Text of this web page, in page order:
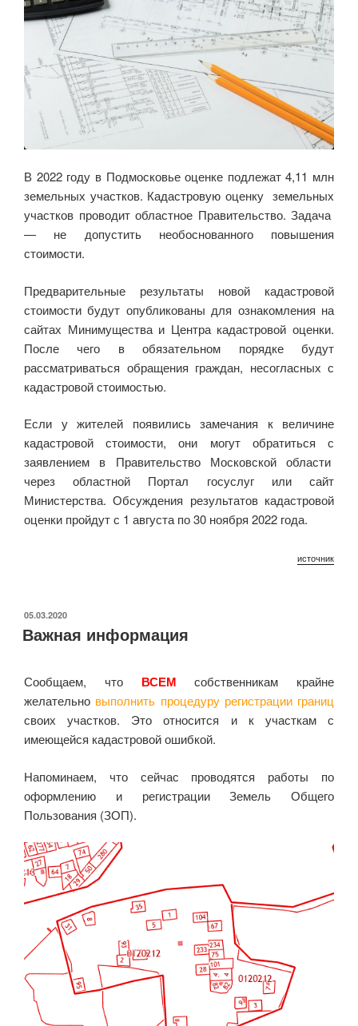
В 2022 году в Подмосковье оценке подлежат 4,11 млн
земельных участков. Кадастровую оценку земельных
участков проводит областное Правительство. Задача
— не допустить необоснованного повышения
стоимости.
Предварительные результаты новой кадастровой
стоимости будут опубликованы для ознакомления на
сайтах Минимущества и Центра кадастровой оценки.
После чего в обязательном порядке будут
рассматриваться обращения граждан, несогласных с
кадастровой стоимостью.
Если у жителей появились замечания к величине
кадастровой стоимости, они могут обратиться с
заявлением в Правительство Московской области
через областной Портал госуслуг или сайт
Министерства. Обсуждения результатов кадастровой
оценки пройдут с 1 августа по 30 ноября 2022 года.
источник
ОПУБЛИКОВАНО
05.03.2020
Важная информация
Сообщаем, что ВСЕМ
собственникам крайне
желательно выполнить процедуру регистрации границ
своих участков. Это относится и к участкам с
имеющейся кадастровой ошибкой.
Напоминаем, что сейчас проводятся работы по
оформлению и регистрации Земель Общего
Пользования (ЗОП).